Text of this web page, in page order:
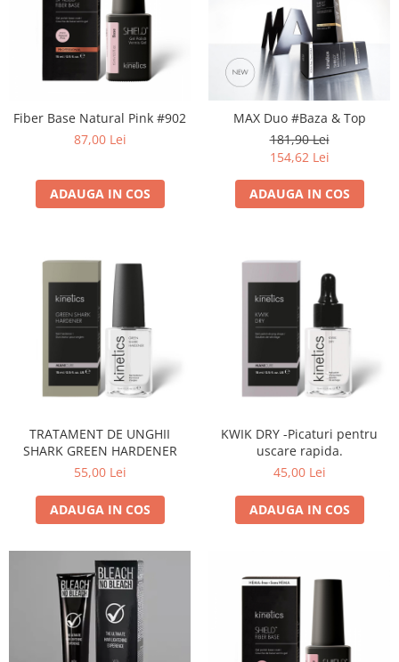
Fiber Base Natural Pink #902
87,00 Lei
ADAUGA IN COS
MAX Duo #Baza & Top
181,90 Lei
154,62 Lei
ADAUGA IN COS
TRATAMENT DE UNGHII
SHARK GREEN HARDENER
55,00 Lei
ADAUGA IN COS
KWIK DRY -Picaturi pentru
uscare rapida.
45,00 Lei
ADAUGA IN COS